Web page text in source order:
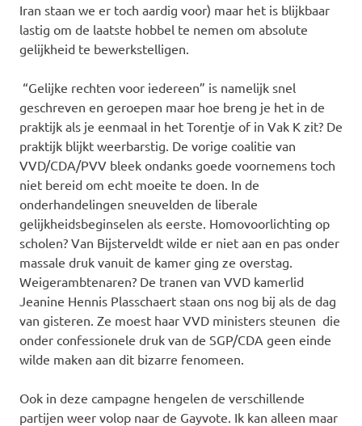
Iran staan we er toch aardig voor) maar het is blijkbaar
lastig om de laatste hobbel te nemen om absolute
gelijkheid te bewerkstelligen.
“Gelijke rechten voor iedereen” is namelijk snel
geschreven en geroepen maar hoe breng je het in de
praktijk als je eenmaal in het Torentje of in Vak K zit? De
praktijk blijkt weerbarstig. De vorige coalitie van
VVD/CDA/PVV bleek ondanks goede voornemens toch
niet bereid om echt moeite te doen. In de
onderhandelingen sneuvelden de liberale
gelijkheidsbeginselen als eerste. Homovoorlichting op
scholen? Van Bijsterveldt wilde er niet aan en pas onder
massale druk vanuit de kamer ging ze overstag.
Weigerambtenaren? De tranen van VVD kamerlid
Jeanine Hennis Plasschaert staan ons nog bij als de dag
van gisteren. Ze moest haar VVD ministers steunen die
onder confessionele druk van de SGP/CDA geen einde
wilde maken aan dit bizarre fenomeen.
Ook in deze campagne hengelen de verschillende
partijen weer volop naar de Gayvote. Ik kan alleen maar